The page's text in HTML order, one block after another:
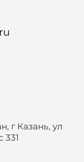
г Казань, ул
331